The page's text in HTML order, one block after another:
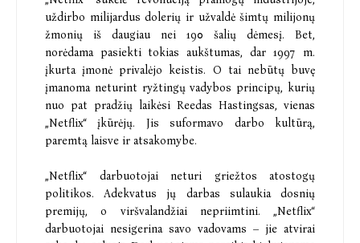
uždirbo milijardus dolerių ir užvaldė šimtų milijonų
žmonių iš daugiau nei 190 šalių dėmesį. Bet,
norėdama pasiekti tokias aukštumas, dar 1997 m.
įkurta įmonė privalėjo keistis. O tai nebūtų buvę
įmanoma neturint ryžtingų vadybos principų, kurių
nuo pat pradžių laikėsi Reedas Hastingsas, vienas
„Netflix“ įkūrėjų. Jis suformavo darbo kultūrą,
paremtą laisve ir atsakomybe.
„Netflix“ darbuotojai neturi griežtos atostogų
politikos. Adekvatus jų darbas sulaukia dosnių
premijų, o viršvalandžiai nepriimtini. „Netflix“
darbuotojai nesigerina savo vadovams – jie atvirai